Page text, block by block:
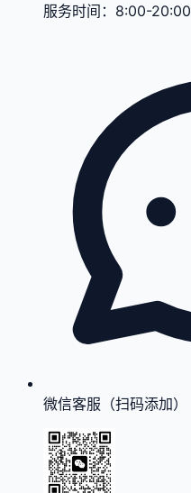
服务时间： 8:00-20:00
微信客服（扫码添加）